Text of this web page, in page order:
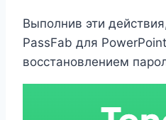
Выполнив эти
PassFab для
восстановлением